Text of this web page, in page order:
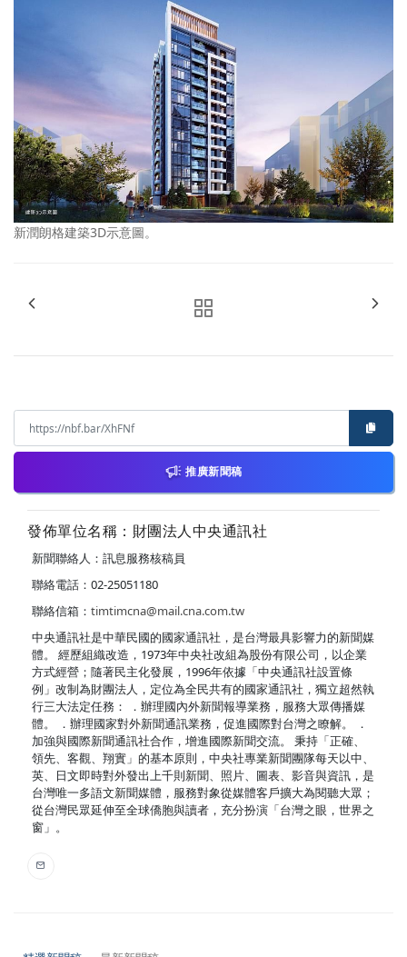
新潤朗格建築3D示意圖。
推廣新聞稿
發佈單位名稱：財團法人中央通訊社
新聞聯絡人：訊息服務核稿員
聯絡電話：02-25051180
聯絡信箱： timtimcna@mail.cna.com.tw
中央通訊社是中華民國的國家通訊社，是台灣最具影響力的新聞媒
體。 經歷組織改造，1973年中央社改組為股份有限公司，以企業
方式經營；隨著民主化發展，1996年依據「中央通訊社設置條
例」改制為財團法人，定位為全民共有的國家通訊社，獨立超然執
行三大法定任務： ．辦理國內外新聞報導業務，服務大眾傳播媒
體。 ．辦理國家對外新聞通訊業務，促進國際對台灣之瞭解。 ．
加強與國際新聞通訊社合作，增進國際新聞交流。 秉持「正確、
領先、客觀、翔實」的基本原則，中央社專業新聞團隊每天以中、
英、日文即時對外發出上千則新聞、照片、圖表、影音與資訊，是
台灣唯一多語文新聞媒體，服務對象從媒體客戶擴大為閱聽大眾；
從台灣民眾延伸至全球僑胞與讀者，充分扮演「台灣之眼，世界之
窗」。